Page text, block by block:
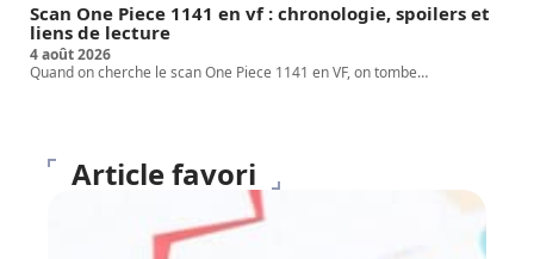
Scan One Piece 1141 en vf : chronologie, spoilers et
liens de lecture
4 août 2026
Quand on cherche le scan One Piece 1141 en VF, on tombe…
Article favori